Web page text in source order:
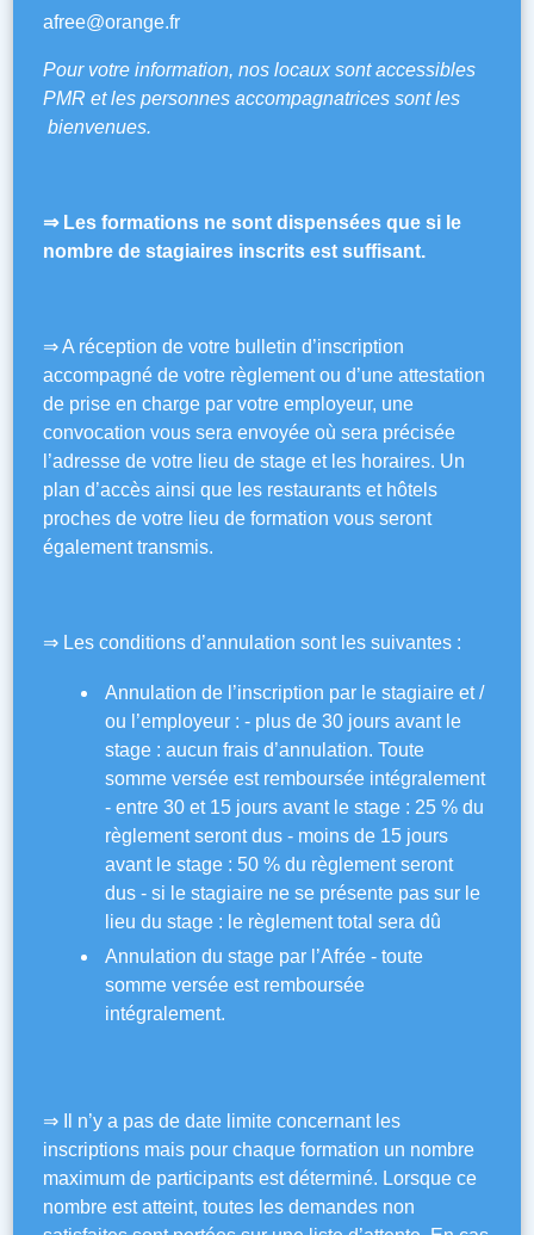
afree@orange.fr
Pour votre information, nos locaux sont accessibles
PMR et les personnes accompagnatrices sont les
bienvenues.
⇒ Les formations ne sont dispensées que si le
nombre de stagiaires inscrits est suffisant.
⇒ A réception de votre bulletin d’inscription
accompagné de votre règlement ou d’une attestation
de prise en charge par votre employeur, une
convocation vous sera envoyée où sera précisée
l’adresse de votre lieu de stage et les horaires. Un
plan d’accès ainsi que les restaurants et hôtels
proches de votre lieu de formation vous seront
également transmis.
⇒ Les conditions d’annulation sont les suivantes :
Annulation de l’inscription par le stagiaire et /
ou l’employeur : ‐ plus de 30 jours avant le
stage : aucun frais d’annulation. Toute
somme versée est remboursée intégralement
­‐ entre 30 et 15 jours avant le stage : 25 % du
règlement seront dus ­‐ moins de 15 jours
avant le stage : 50 % du règlement seront
dus ­‐ si le stagiaire ne se présente pas sur le
lieu du stage : le règlement total sera dû
Annulation du stage par l’Afrée ‐ toute
somme versée est remboursée
intégralement.
⇒ Il n’y a pas de date limite concernant les
inscriptions mais pour chaque formation un nombre
maximum de participants est déterminé. Lorsque ce
nombre est atteint, toutes les demandes non